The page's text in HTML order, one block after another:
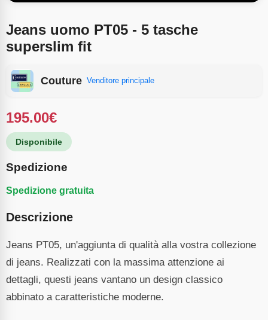
Jeans uomo PT05 - 5 tasche
superslim fit
Couture Venditore principale
195.00€
Disponibile
Spedizione
Spedizione gratuita
Descrizione
Jeans PT05, un'aggiunta di qualità alla vostra collezione
di jeans. Realizzati con la massima attenzione ai
dettagli, questi jeans vantano un design classico
abbinato a caratteristiche moderne.